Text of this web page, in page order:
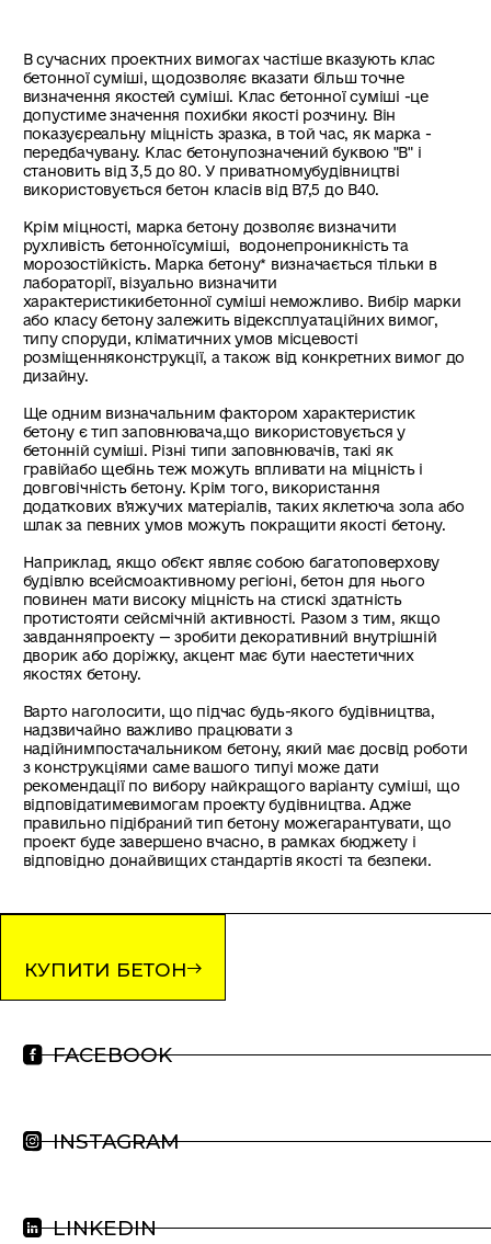
В сучасних проектних вимогах частіше вказують клас
бетонної суміші, щодозволяє вказати більш точне
визначення якостей суміші. Клас бетонної суміші -це
допустиме значення похибки якості розчину. Він
показуєреальну міцність зразка, в той час, як марка -
передбачувану. Клас бетонупозначений буквою "В" і
становить від 3,5 до 80. У приватномубудівництві
використовується бетон класів від В7,5 до В40.
Крім міцності, марка бетону дозволяє визначити
рухливість бетонноїсуміші, водонепроникність та
морозостійкість. Марка бетону* визначається тільки в
лабораторії, візуально визначити
характеристикибетонної суміші неможливо. Вибір марки
або класу бетону залежить відексплуатаційних вимог,
типу споруди, кліматичних умов місцевості
розміщенняконструкції, а також від конкретних вимог до
дизайну.
Ще одним визначальним фактором характеристик
бетону є тип заповнювача,що використовується у
бетонній суміші. Різні типи заповнювачів, такі як
гравійабо щебінь теж можуть впливати на міцність і
довговічність бетону. Крім того, використання
додаткових вʼяжучих матеріалів, таких яклетюча зола або
шлак за певних умов можуть покращити якості бетону.
Наприклад, якщо обʼєкт являє собою багатоповерхову
будівлю всейсмоактивному регіоні, бетон для нього
повинен мати високу міцність на стискі здатність
протистояти сейсмічній активності. Разом з тим, якщо
завданняпроекту — зробити декоративний внутрішній
дворик або доріжку, акцент має бути наестетичних
якостях бетону.
Варто наголосити, що підчас будь-якого будівництва,
надзвичайно важливо працювати з
надійнимпостачальником бетону, який має досвід роботи
з конструкціями саме вашого типуі може дати
рекомендації по вибору найкращого варіанту суміші, що
відповідатимевимогам проекту будівництва. Адже
правильно підібраний тип бетону можегарантувати, що
проект буде завершено вчасно, в рамках бюджету і
відповідно донайвищих стандартів якості та безпеки.
КУПИТИ БЕТОН
FACEBOOK
INSTAGRAM
LINKEDIN